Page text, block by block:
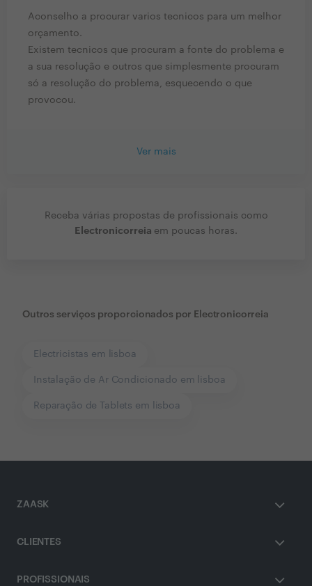
Aconselho a procurar varios tecnicos para um melhor
orçamento.
Existem tecnicos que procuram a fonte do problema e
a sua resolução e outros que simplesmente procuram
só a resolução do problema, esquecendo o que
provocou.
Ver mais
Receba várias propostas de profissionais como
Electronicorreia em poucas horas.
Outros serviços proporcionados por Electronicorreia
Electricistas em lisboa
Instalação de Ar Condicionado em lisboa
Reparação de Tablets em lisboa
ZAASK
CLIENTES
PROFISSIONAIS